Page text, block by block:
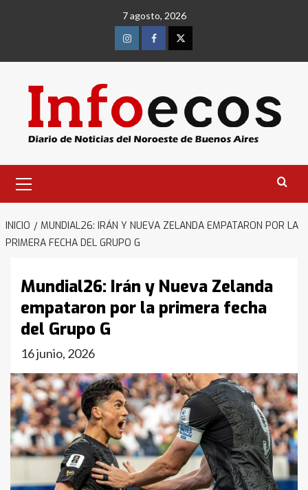
7 agosto, 2026
InstagramFacebookTwitter
primario
INICIO
MUNDIAL26: IRÁN Y NUEVA ZELANDA EMPATARON POR LA
PRIMERA FECHA DEL GRUPO G
Mundial26: Irán y Nueva Zelanda
empataron por la primera fecha
del Grupo G
16 junio, 2026